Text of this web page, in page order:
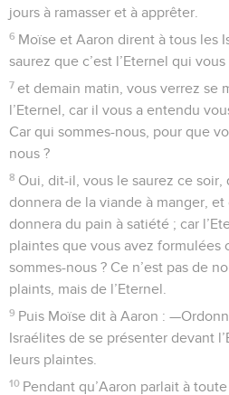
jours à ramasser et à apprêter.
6 Moïse et Aaron dirent à tous les
saurez que c’est l’Eternel qui vous
7 et demain matin, vous verrez se
l’Eternel, car il vous a entendu
Car qui sommes-nous, pour que
nous ?
8 Oui, dit-il, vous le saurez ce soir,
donnera de la viande à manger, et
donnera du pain à satiété ; car
plaintes que vous avez formulées
sommes-nous ? Ce n’est pas de
plaints, mais de l’Eternel.
9 Puis Moïse dit à Aaron :
Israélites de se présenter devant
leurs plaintes.
10 Pendant qu’Aaron parlait à